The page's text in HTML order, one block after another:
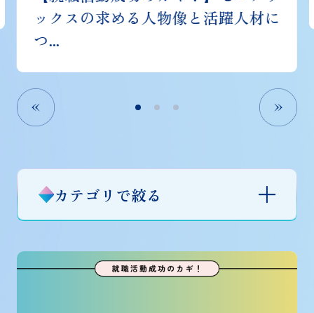
ックスの求める人物像と活躍人材に
つ...
カテゴリで絞る
イベント
人事ブログ
職種紹介